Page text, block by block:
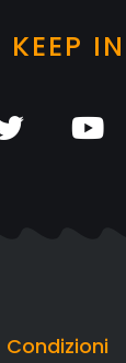
KEEP
Condizioni